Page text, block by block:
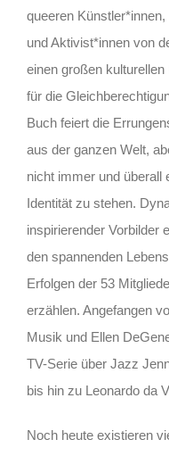
queeren
und Aktivist*innen von
einen großen
für die
Buch feiert die
aus der ganzen Welt,
nicht immer und überall
Identität zu stehen.
inspirierender Vorbilder
den spannenden
Erfolgen der 53
erzählen. Angefangen
Musik und Ellen
TV-Serie über Jazz
bis hin zu Leonardo da
Noch heute existieren